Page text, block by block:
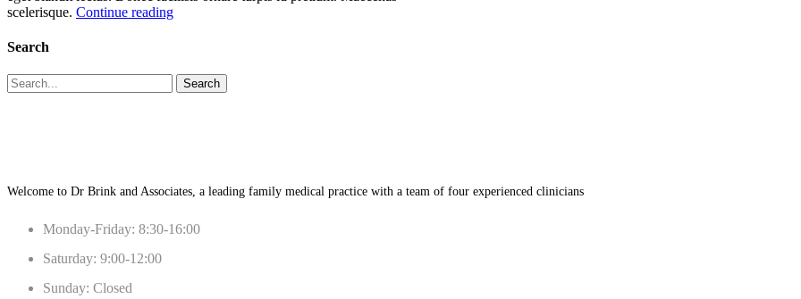
scelerisque. Continue reading
Search
Search
Welcome to Dr Brink and Associates, a leading family medical practice with a team of four experienced clinicians
Monday-Friday: 8:30-16:00
Saturday: 9:00-12:00
Sunday: Closed